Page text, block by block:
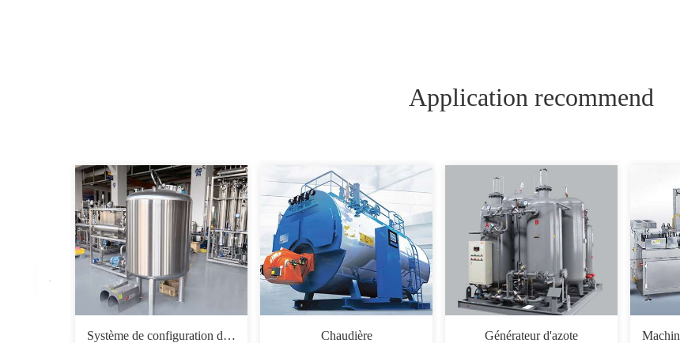
Application recommend
Système de configuration du sirop Chaudière Générateur d'azote